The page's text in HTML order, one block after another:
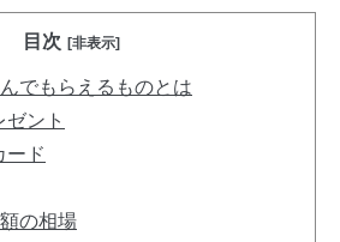
目次 [非表示]
でもらえるものとは
ゼント
ード
の相場